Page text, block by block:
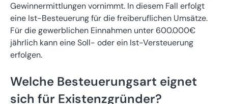
Gewinnermittlungen vornimmt. In diesem Fall erfolgt
eine Ist-Besteuerung für die freiberuflichen Umsätze.
Für die gewerblichen Einnahmen unter 600.000€
jährlich kann eine Soll- oder ein Ist-Versteuerung
erfolgen.
Welche Besteuerungsart eignet
sich für Existenzgründer?